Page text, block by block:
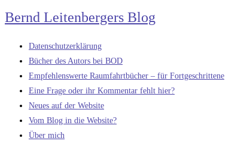
Zum
Inhalt
springen
Bernd Leitenbergers Blog
Datenschutzerklärung
Bücher des Autors bei BOD
Empfehlenswerte Raumfahrtbücher – für Fortgeschrittene
Eine Frage oder ihr Kommentar fehlt hier?
Neues auf der Website
Vom Blog in die Website?
Über mich